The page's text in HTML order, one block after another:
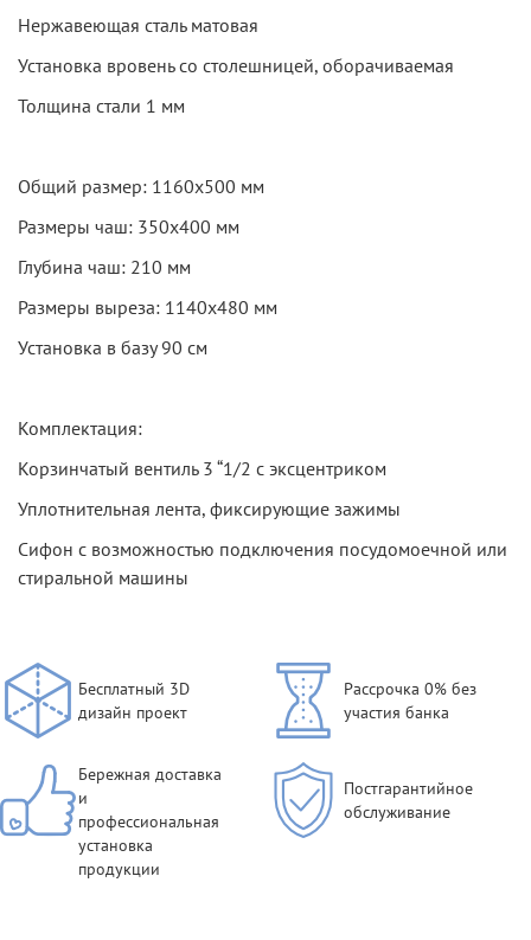
Нержавеющая сталь матовая
Установка вровень со столешницей, оборачиваемая
Толщина стали 1 мм
Общий размер: 1160х500 мм
Размеры чаш: 350х400 мм
Глубина чаш: 210 мм
Размеры выреза: 1140х480 мм
Установка в базу 90 см
Комплектация:
Корзинчатый вентиль 3 “1/2 с эксцентриком
Уплотнительная лента, фиксирующие зажимы
Сифон с возможностью подключения посудомоечной или
стиральной машины
Бесплатный 3D
дизайн проект
Рассрочка 0% без
участия банка
Бережная доставка
и
профессиональная
установка
продукции
Постгарантийное
обслуживание